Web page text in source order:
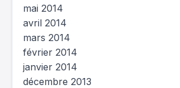
mai 2014
avril 2014
mars 2014
février 2014
janvier 2014
décembre 2013